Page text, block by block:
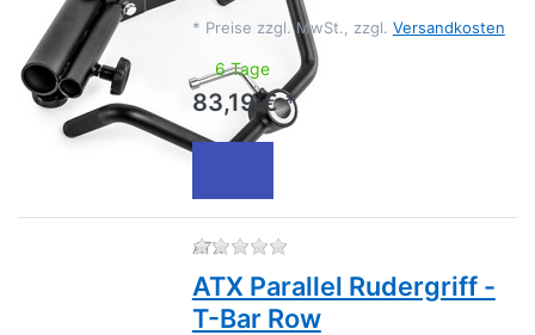
* Preise zzgl. MwSt., zzgl. Versandkosten
6 Tage
83,19 € *
ATX Zu diesem Produkt liegen
ATX Parallel Rudergriff -
T-Bar Row